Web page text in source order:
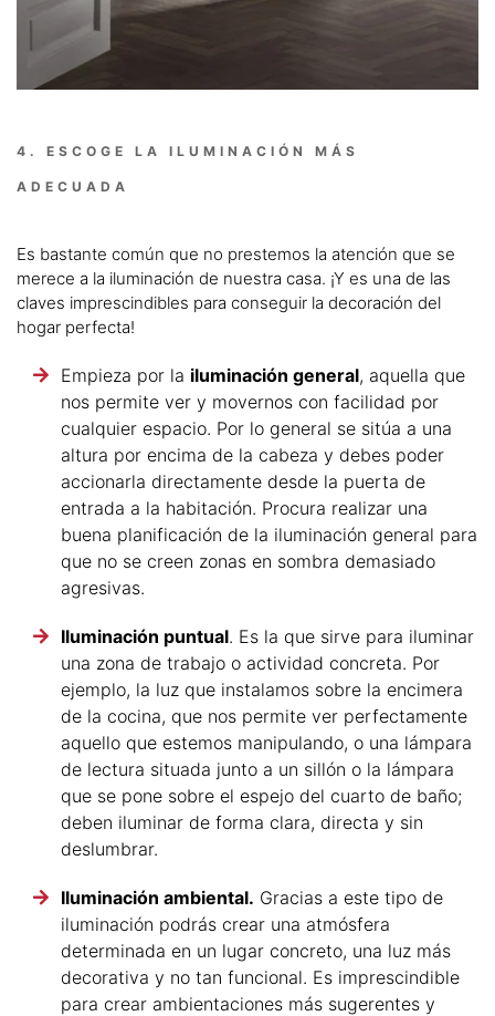
4. ESCOGE LA ILUMINACIÓN MÁS
ADECUADA
Es bastante común que no prestemos la atención que se
merece a la iluminación de nuestra casa. ¡Y es una de las
claves imprescindibles para conseguir la decoración del
hogar perfecta!
Empieza por la iluminación general, aquella que
nos permite ver y movernos con facilidad por
cualquier espacio. Por lo general se sitúa a una
altura por encima de la cabeza y debes poder
accionarla directamente desde la puerta de
entrada a la habitación. Procura realizar una
buena planificación de la iluminación general para
que no se creen zonas en sombra demasiado
agresivas.
Iluminación puntual. Es la que sirve para iluminar
una zona de trabajo o actividad concreta. Por
ejemplo, la luz que instalamos sobre la encimera
de la cocina, que nos permite ver perfectamente
aquello que estemos manipulando, o una lámpara
de lectura situada junto a un sillón o la lámpara
que se pone sobre el espejo del cuarto de baño;
deben iluminar de forma clara, directa y sin
deslumbrar.
Iluminación ambiental. Gracias a este tipo de
iluminación podrás crear una atmósfera
determinada en un lugar concreto, una luz más
decorativa y no tan funcional. Es imprescindible
para crear ambientaciones más sugerentes y